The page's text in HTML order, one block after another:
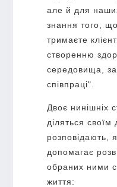
але й для наших
знання того,
тримаєте
створенню
середовища,
співпраці".
Двоє нинішніх
діляться своїм
розповідають,
допомагає
обраних ними
життя: